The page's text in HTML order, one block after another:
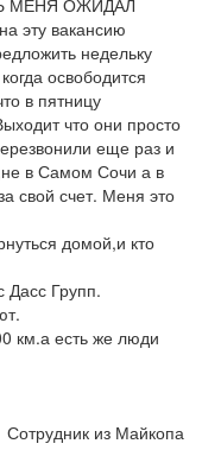
МЕНЯ ОЖИДАЛ
эту вакансию
недельку
освободится
в пятницу
что они просто
еще раз и
в Самом Сочи а в
свой счет. Меня это
домой,и кто
Дасс Групп.
км.а есть же люди
Сотрудник из Майкопа